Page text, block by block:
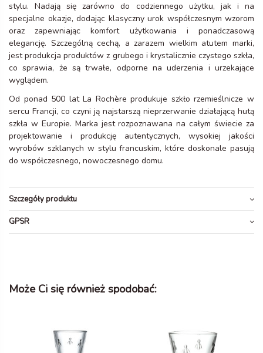
stylu. Nadają się zarówno do codziennego użytku, jak i na
specjalne okazje, dodając klasyczny urok współczesnym wzorom
oraz zapewniając komfort użytkowania i ponadczasową
elegancję. Szczególną cechą, a zarazem wielkim atutem marki,
jest produkcja produktów z grubego i krystalicznie czystego szkła,
co sprawia, że są trwałe, odporne na uderzenia i urzekające
wyglądem.
Od ponad 500 lat La Rochère produkuje szkło rzemieślnicze w
sercu Francji, co czyni ją najstarszą nieprzerwanie działającą hutą
szkła w Europie. Marka jest rozpoznawana na całym świecie za
projektowanie i produkcję autentycznych, wysokiej jakości
wyrobów szklanych w stylu francuskim, które doskonale pasują
do współczesnego, nowoczesnego domu.
Szczegóły produktu
GPSR
Może Ci się również spodobać: